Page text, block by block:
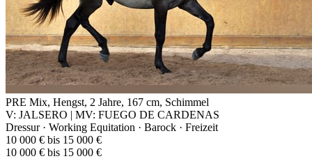
PRE Mix, Hengst, 2 Jahre, 167 cm, Schimmel
V: JALSERO | MV: FUEGO DE CARDENAS
Dressur · Working Equitation · Barock · Freizeit
10 000 € bis 15 000 €
10 000 € bis 15 000 €